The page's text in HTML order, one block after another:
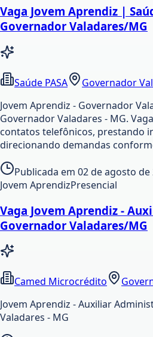
Vaga Jovem Aprendiz |
Governador Valadares/MG
Saúde PASA
Governador
Jovem Aprendiz - Governador
Governador Valadares - MG.
contatos telefônicos, prestando
direcionando demandas
Publicada em 02 de agosto de
Jovem AprendizPresencial
Vaga Jovem Aprendiz -
Governador Valadares/MG
Camed Microcrédito
Jovem Aprendiz - Auxiliar
Valadares - MG